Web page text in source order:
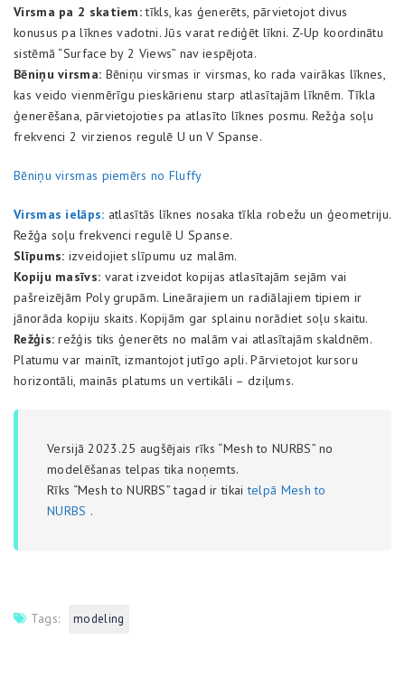
Virsma pa 2 skatiem:tīkls, kas ģenerēts, pārvietojot divus
konusus pa līknes vadotni. Jūs varat rediģēt līkni. Z-Up koordinātu
sistēmā “Surface by 2 Views” nav iespējota.
Bēniņu virsma: Bēniņu virsmas ir virsmas, ko rada vairākas līknes,
kas veido vienmērīgu pieskārienu starp atlasītajām līknēm. Tīkla
ģenerēšana, pārvietojoties pa atlasīto līknes posmu. Režģa soļu
frekvenci 2 virzienos regulē U un V Spanse.
Bēniņu virsmas piemērs no Fluffy
Virsmas ielāps: atlasītās līknes nosaka tīkla robežu un ģeometriju.
Režģa soļu frekvenci regulē U Spanse.
Slīpums: izveidojiet slīpumu uz malām.
Kopiju masīvs: varat izveidot kopijas atlasītajām sejām vai
pašreizējām Poly grupām. Lineārajiem un radiālajiem tipiem ir
jānorāda kopiju skaits. Kopijām gar splainu norādiet soļu skaitu.
Režģis: režģis tiks ģenerēts no malām vai atlasītajām skaldnēm.
Platumu var mainīt, izmantojot jutīgo apli. Pārvietojot kursoru
horizontāli, mainās platums un vertikāli – dziļums.
Versijā 2023.25 augšējais rīks “Mesh to NURBS” no
modelēšanas telpas tika noņemts.
Rīks “Mesh to NURBS” tagad ir tikaitelpā Mesh to
NURBS .
Tags: modeling